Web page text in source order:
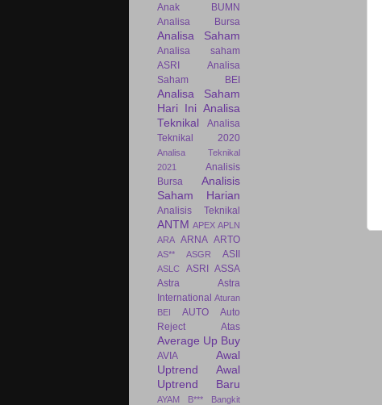
Anak BUMN
Analisa Bursa
Analisa Saham
Analisa saham
ASRI
Analisa
Saham BEI
Analisa Saham
Hari Ini Analisa
Teknikal
Analisa
Teknikal 2020
Analisa Teknikal
2021
Analisis
Bursa
Analisis
Saham Harian
Analisis Teknikal
ANTM APEX APLN
ARA ARNA ARTO
AS** ASGR ASII
ASLC ASRI
ASSA
Astra
Astra
International Aturan
BEI
AUTO
Auto
Reject Atas
Average Up Buy
AVIA
Awal
Uptrend
Awal
Uptrend Baru
AYAM B*** Bangkit